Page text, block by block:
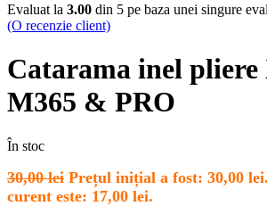
Evaluat la 3.00 din 5 pe baza unei singure
(O recenzie client)
Catarama inel
M365 & PRO
În stoc
30,00lei Prețul inițial a fost: 30,00 lei.
curent este: 17,00 lei.